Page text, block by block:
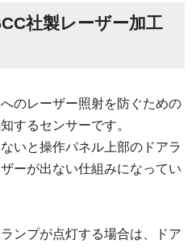
社製レーザー加工
のレーザー照射を防ぐための
するセンサーです。
いと操作パネル上部のドアラ
ーが出ない仕組みになってい
ンプが点灯する場合は、ドア